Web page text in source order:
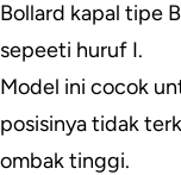
Bollard kapal tipe
sepeeti huruf I.
Model ini cocok
posisinya tidak
ombak tinggi.